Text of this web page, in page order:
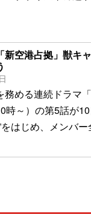
新空港占拠」獣
務める連続ドラマ
時～）の第5話が
はじめ、メンバ